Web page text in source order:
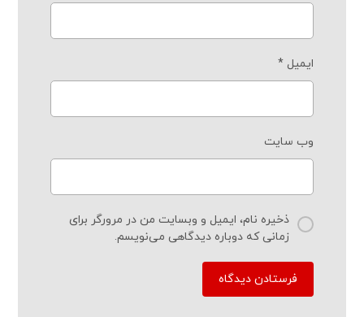
ایمیل*
وب‌ سایت
ذخیره نام، ایمیل و وبسایت من در مرورگر برای
زمانی که دوباره دیدگاهی می‌نویسم.